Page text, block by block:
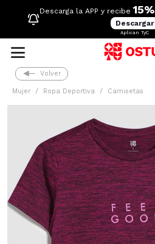
Descarga la APP y recibe 15%
Descargar
Aplican TyC
Volver
Mujer Ropa Deportiva Camisetas